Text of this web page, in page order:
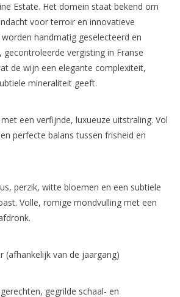
Estate. Het domein staat bekend om
voor terroir en innovatieve
handmatig geselecteerd en
gecontroleerde vergisting in Franse
de wijn een elegante complexiteit,
mineraliteit geeft.
een verfijnde, luxueuze uitstraling. Vol
perfecte balans tussen frisheid en
perzik, witte bloemen en een subtiele
Volle, romige mondvulling met een
(afhankelijk van de jaargang)
gegrilde schaal- en